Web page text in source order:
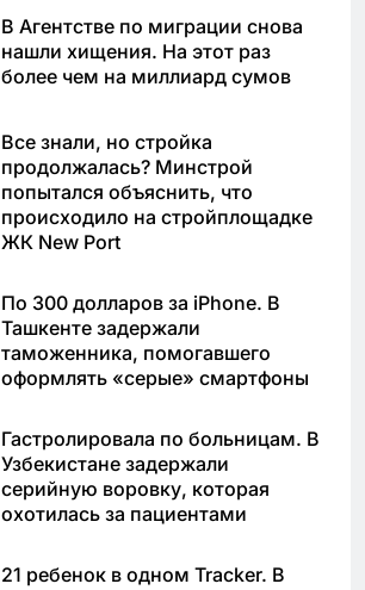
В Агентстве по миграции снова
нашли хищения. На этот раз
более чем на миллиард сумов
Все знали, но стройка
продолжалась? Минстрой
попытался объяснить, что
происходило на стройплощадке
ЖК New Port
По 300 долларов за iPhone. В
Ташкенте задержали
таможенника, помогавшего
оформлять «серые» смартфоны
Гастролировала по больницам. В
Узбекистане задержали
серийную воровку, которая
охотилась за пациентами
21 ребенок в одном Tracker. В